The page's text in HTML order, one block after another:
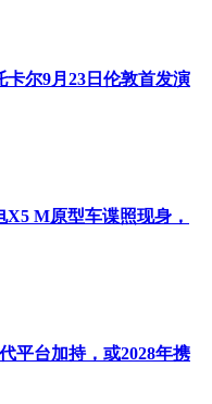
法提升发动机性能，只能
万公里以上的老车，物理
效，还可能因清洁剂残留
过对比连续使用三箱油前
需使用；4-5万公里车辆
非正规加油站常客可每1
车跑了8万公里，市区通
尔9月23日伦敦首发演
M原型车谍照现身，
平台加持，或2028年携